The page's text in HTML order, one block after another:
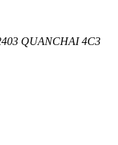
QUANCHAI 4C3